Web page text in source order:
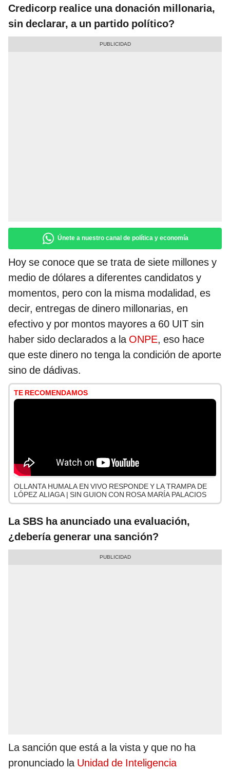
Credicorp realice una donación millonaria,
sin declarar, a un partido político?
Únete a nuestro canal de política y economía
Hoy se conoce que se trata de siete millones y
medio de dólares a diferentes candidatos y
momentos, pero con la misma modalidad, es
decir, entregas de dinero millonarias, en
efectivo y por montos mayores a 60 UIT sin
haber sido declarados a la ONPE, eso hace
que este dinero no tenga la condición de aporte
sino de dádivas.
TE RECOMENDAMOS
OLLANTA HUMALA EN VIVO RESPONDE Y LA TRAMPA DE
LÓPEZ ALIAGA | SIN GUION CON ROSA MARÍA PALACIOS
La SBS ha anunciado una evaluación,
¿debería generar una sanción?
La sanción que está a la vista y que no ha
pronunciado la Unidad de Inteligencia